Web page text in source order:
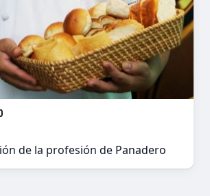
de la profesión de Panadero